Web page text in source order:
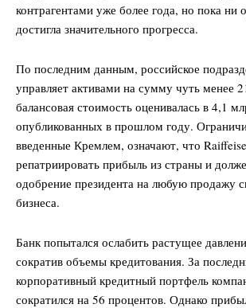
контрагентами уже более года, но пока ни
достигла значительного прогресса.
По последним данным, российское
управляет активами на сумму чуть менее
балансовая стоимость оценивалась в 4,1
опубликованных в прошлом году.
введенные Кремлем, означают, что
репатриировать прибыль из страны и
одобрение президента на любую продажу
бизнеса.
Банк попытался ослабить растущее
сократив объемы кредитования. За
корпоративный кредитный портфель
сократился на 56 процентов. Однако